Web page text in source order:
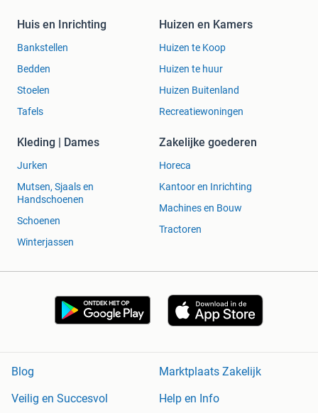
Huis en Inrichting
Bankstellen
Bedden
Stoelen
Tafels
Huizen en Kamers
Huizen te Koop
Huizen te huur
Huizen Buitenland
Recreatiewoningen
Kleding | Dames
Jurken
Mutsen, Sjaals en
Handschoenen
Schoenen
Winterjassen
Zakelijke goederen
Horeca
Kantoor en Inrichting
Machines en Bouw
Tractoren
Blog
Marktplaats Zakelijk
Veilig en Succesvol
Help en Info